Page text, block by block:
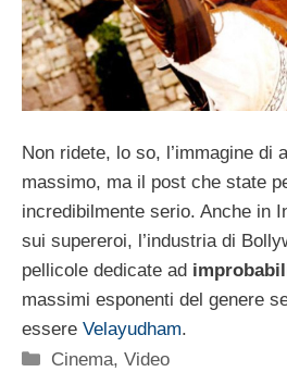
Non ridete, lo so, l’immagine di
massimo, ma il post che state
incredibilmente serio. Anche in
sui supereroi, l’industria di
pellicole dedicate ad
massimi esponenti del genere
essere Velayudham.
Categorie
Cinema,Video